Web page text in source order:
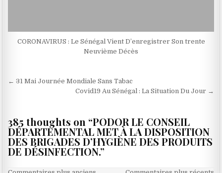
CORONAVIRUS : Le Sénégal Vient D’enregistrer Son trente
Neuvième Décès
Navigation
← 31 Mai Journée Mondiale Sans Tabac
Covid19 Au Sénégal : La Situation Du Jour →
385 thoughts on “PODOR LE CONSEIL
DÉPARTEMENTAL MET À LA DISPOSITION
DES BRIGADES D’HYGIÈNE DES PRODUITS
DE DÉSINFECTION.”